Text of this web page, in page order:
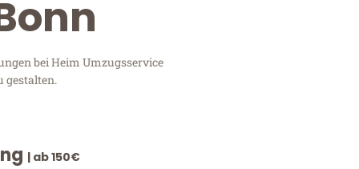
bei Heim Umzugsservice
gestalten.
| ab 150€